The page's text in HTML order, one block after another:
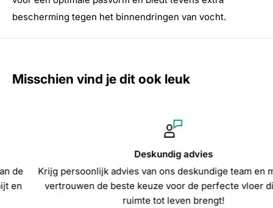
bescherming tegen het binnendringen van vocht.
Misschien vind je dit ook leuk
Deskundig advies
Krijg persoonlijk advies van ons deskundige team en maak met
vertrouwen de beste keuze voor de perfecte vloer die jouw
ruimte tot leven brengt!